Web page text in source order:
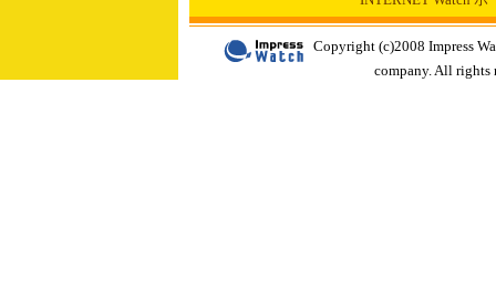
Copyright (c)2008 Impress
company. All rights